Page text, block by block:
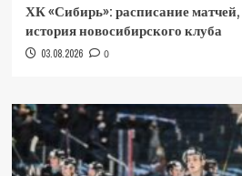
ХК «Сибирь»: расписание
история новосибирского клуба
03.08.2026 0